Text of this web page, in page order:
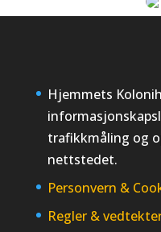
Hjemmets
trafikkmåling og
nettstedet.
Personvern &
Regler &